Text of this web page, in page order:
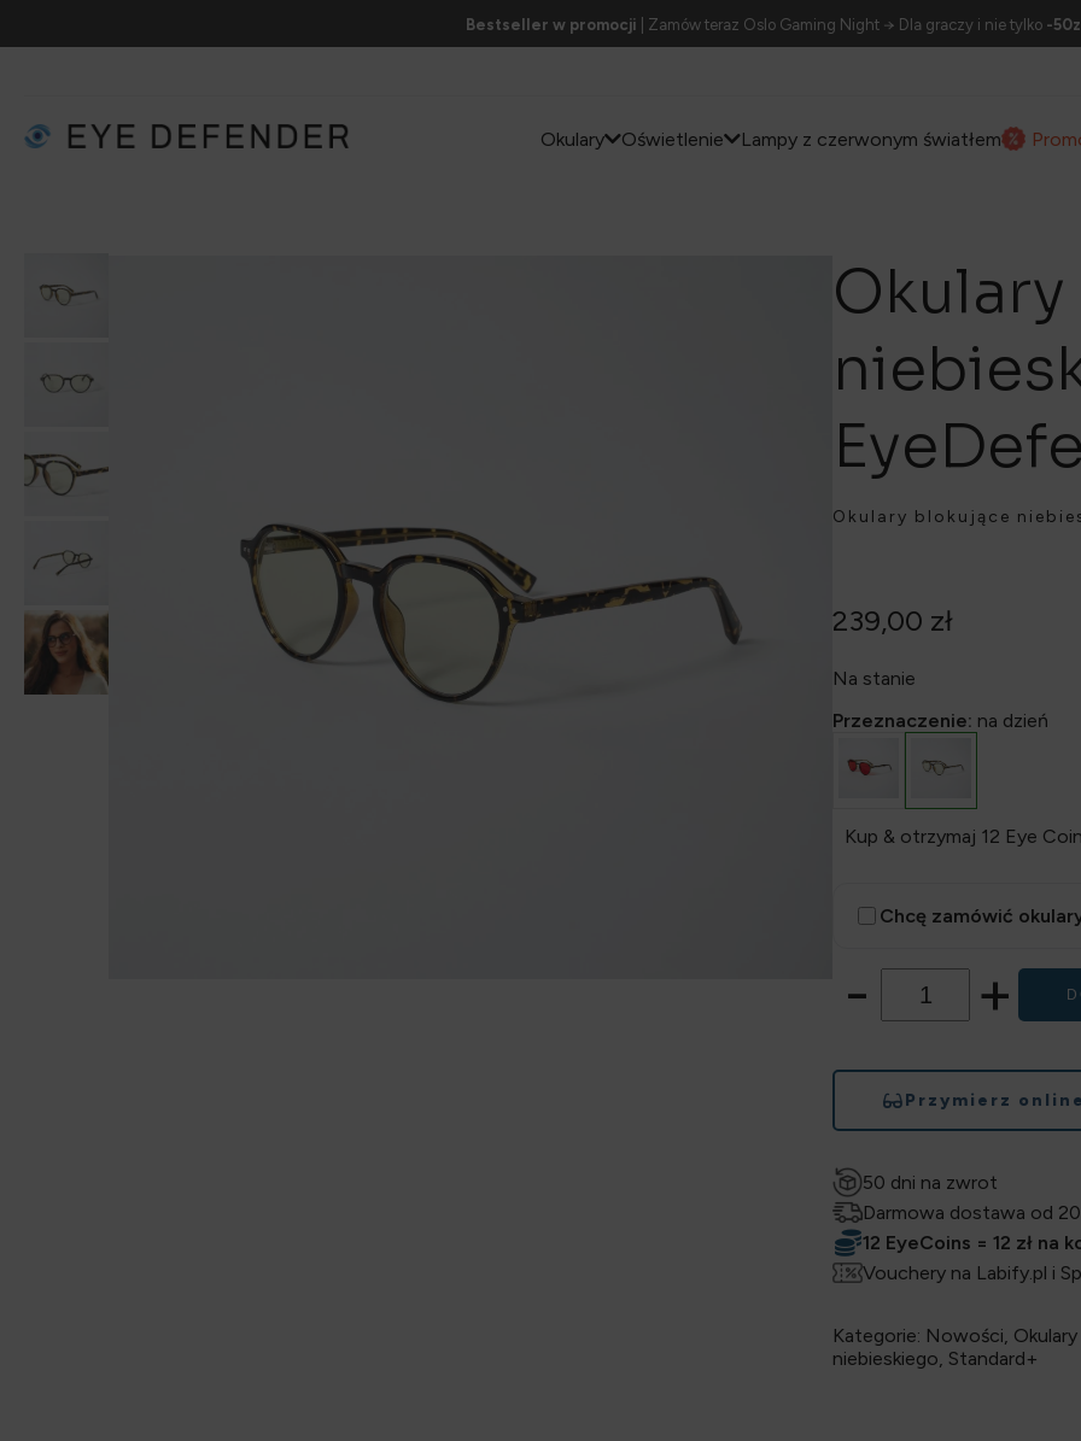
Bestseller w promocji | Zamów teraz Oslo Gaming Night → Dla graczy i nie tylko -
Okulary Oświetlenie Lampy z czerwonym światłem
Okulary blokujące
239,00 zł
Na stanie
Przeznaczenie: na dzień
Kup & otrzymaj 12 Eye
Chcę zamówić
- +
Przymierz
50 dni na zwrot
Darmowa dostawa od
12 EyeCoins = 12 zł na
Vouchery na Labify.pl i
Kategorie: Nowości,
niebieskiego, Standard+